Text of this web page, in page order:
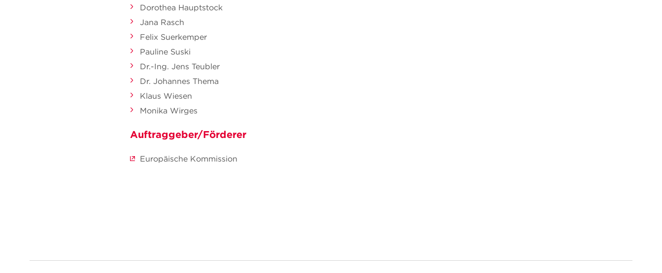
Dorothea Hauptstock
Jana Rasch
Felix Suerkemper
Pauline Suski
Dr.-Ing. Jens Teubler
Dr. Johannes Thema
Klaus Wiesen
Monika Wirges
Auftraggeber/Förderer
Europäische Kommission